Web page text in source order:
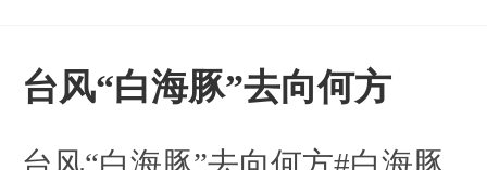
台风“白海豚”去向何方